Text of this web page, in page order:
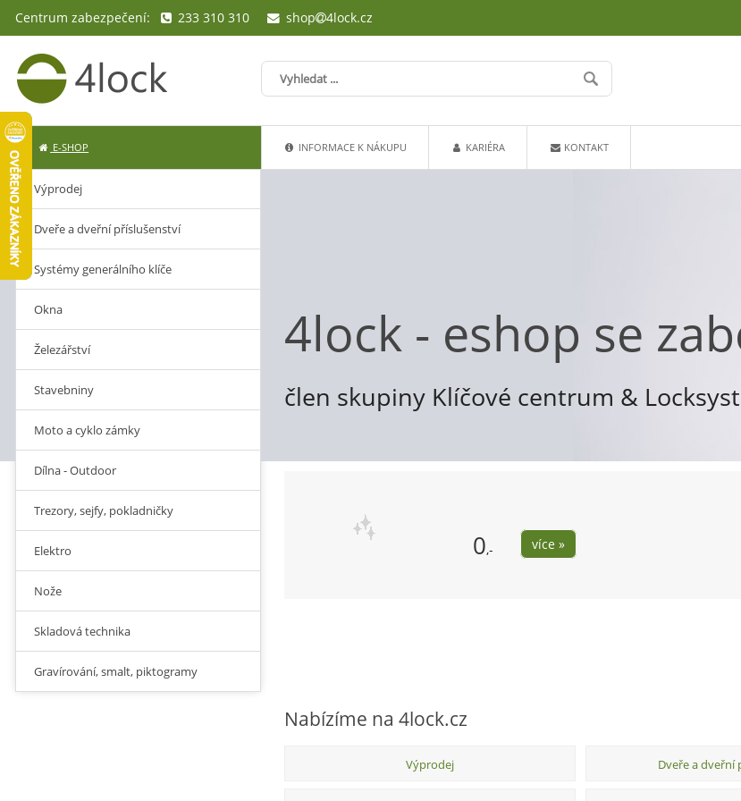
4lock - eshop se
člen skupiny Klíčové centrum &
0,- více »
Nabízíme na 4lock.cz
Výprodej Dveře a dveřní
Výprodej
Dveře a dveřní příslušenství
Systémy generálního klíče
Okna
Železářství
Stavebniny
Moto a cyklo zámky
Dílna - Outdoor
Trezory, sejfy, pokladničky
Elektro
Nože
Skladová technika
Gravírování, smalt, piktogramy
E-SHOP INFORMACE K NÁKUPU KARIÉRA KONTAKT
Centrum zabezpečení: 233 310 310 shop 4lock.cz